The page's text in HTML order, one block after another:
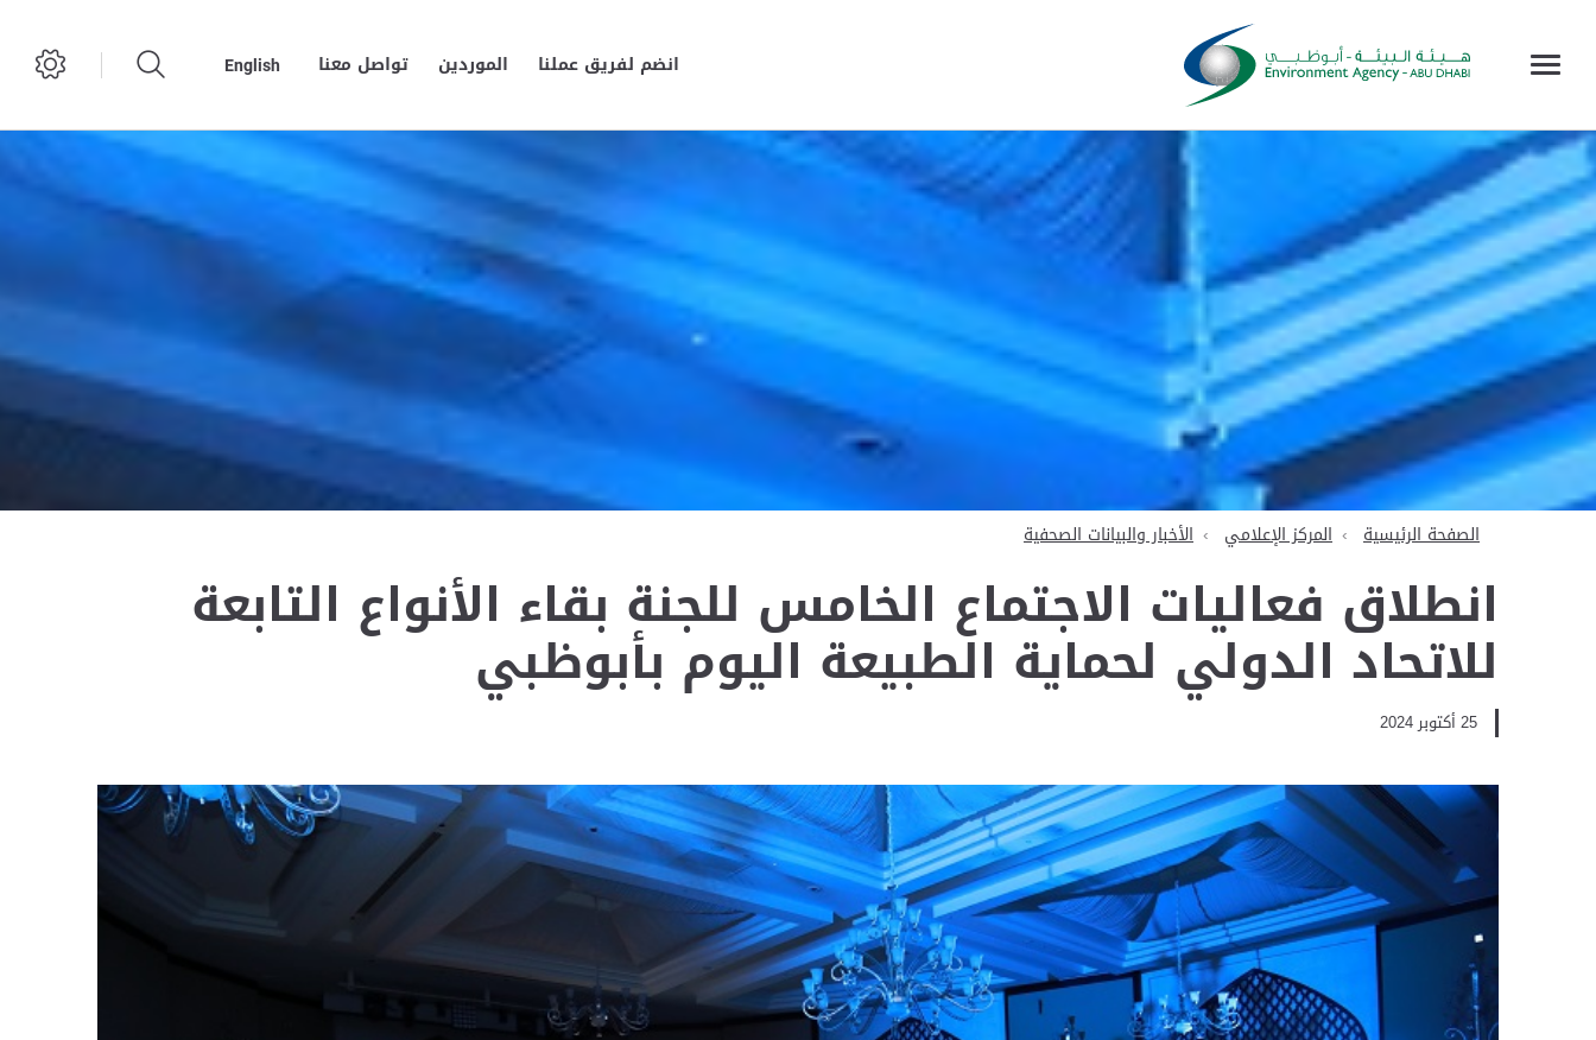
انضم لفريق عملنا الموردين تواصل معنا English
الصفحة الرئيسية المركز الإعلامي الأخبار والبيانات الصحفية
انطلاق فعاليات الاجتماع الخامس للجنة بقاء الأنواع التابعة
للاتحاد الدولي لحماية الطبيعة اليوم بأبوظبي
25 أكتوبر 2024